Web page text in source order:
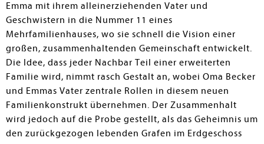
Emma mit ihrem alleinerziehenden Vater und
Geschwistern in die Nummer 11 eines
Mehrfamilienhauses, wo sie schnell die Vision einer
großen, zusammenhaltenden Gemeinschaft entwickelt.
Die Idee, dass jeder Nachbar Teil einer erweiterten
Familie wird, nimmt rasch Gestalt an, wobei Oma Becker
und Emmas Vater zentrale Rollen in diesem neuen
Familienkonstrukt übernehmen. Der Zusammenhalt
wird jedoch auf die Probe gestellt, als das Geheimnis um
den zurückgezogen lebenden Grafen im Erdgeschoss